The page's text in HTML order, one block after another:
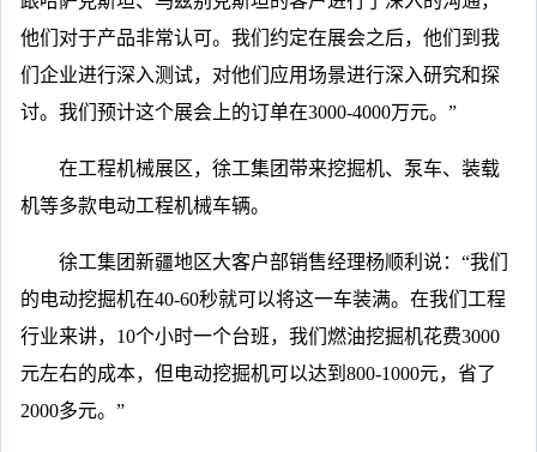
他们对于产品非常认可。我们约定在展会之后，他们到我
们企业进行深入测试，对他们应用场景进行深入研究和探
讨。我们预计这个展会上的订单在3000-4000万元。”
在工程机械展区，徐工集团带来挖掘机、泵车、装载
机等多款电动工程机械车辆。
徐工集团新疆地区大客户部销售经理杨顺利说：“我们
的电动挖掘机在40-60秒就可以将这一车装满。在我们工程
行业来讲，10个小时一个台班，我们燃油挖掘机花费3000
元左右的成本，但电动挖掘机可以达到800-1000元，省了
2000多元。”